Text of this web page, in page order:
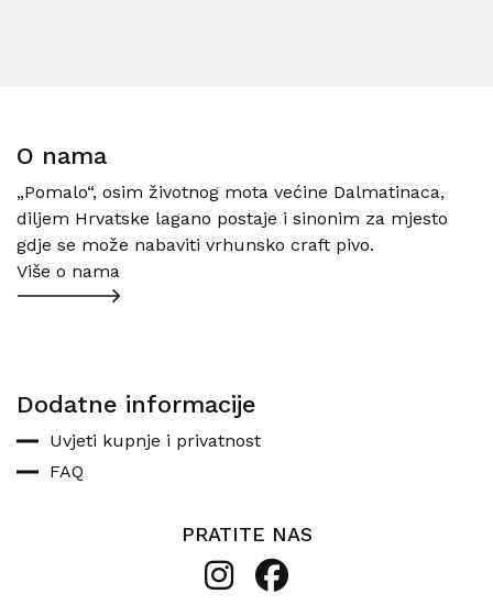
O nama
„Pomalo“, osim životnog mota većine Dalmatinaca,
diljem Hrvatske lagano postaje i sinonim za mjesto
gdje se može nabaviti vrhunsko craft pivo.
Više o nama
Dodatne informacije
Uvjeti kupnje i privatnost
FAQ
PRATITE NAS